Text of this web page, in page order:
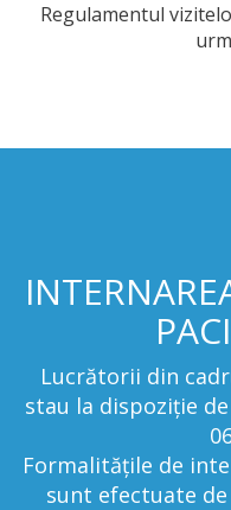
Regulamentul
Lucrătorii din
stau la dispoziţie
Formalităţile de
sunt efectuate